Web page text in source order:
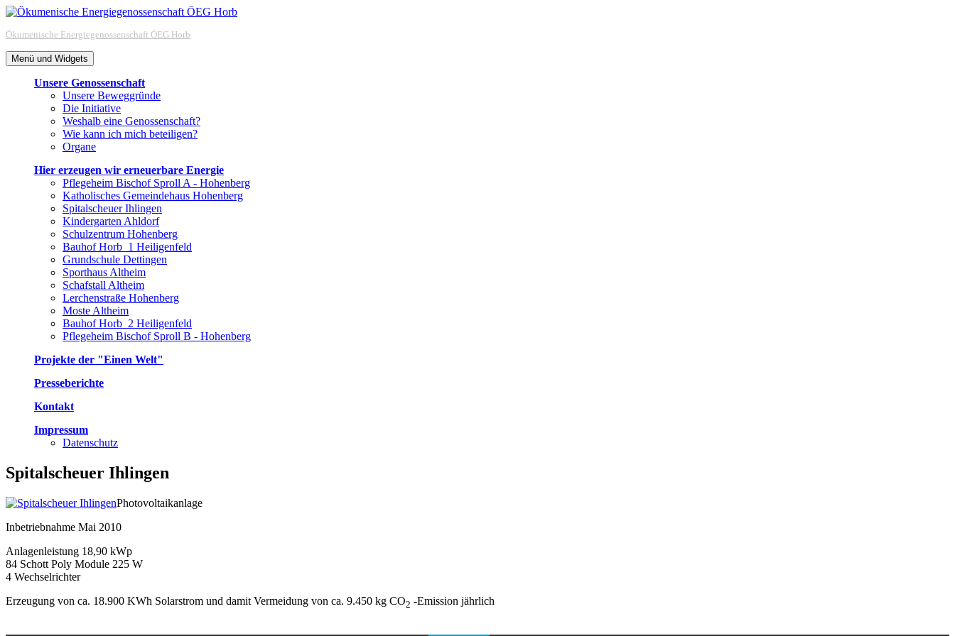
Zum
springen
Ökumenische Energiegenossenschaft ÖEG Horb
Menü und Widgets
Unsere Genossenschaft
Unsere Beweggründe
Die Initiative
Weshalb eine Genossenschaft?
Wie kann ich mich beteiligen?
Organe
Hier erzeugen wir erneuerbare Energie
Pflegeheim Bischof Sproll A - Hohenberg
Katholisches Gemeindehaus Hohenberg
Spitalscheuer Ihlingen
Kindergarten Ahldorf
Schulzentrum Hohenberg
Bauhof Horb_1 Heiligenfeld
Grundschule Dettingen
Sporthaus Altheim
Schafstall Altheim
Lerchenstraße Hohenberg
Moste Altheim
Bauhof Horb_2 Heiligenfeld
Pflegeheim Bischof Sproll B - Hohenberg
Projekte der "Einen Welt"
Presseberichte
Kontakt
Impressum
Datenschutz
Spitalscheuer Ihlingen
Photovoltaikanlage
Inbetriebnahme Mai 2010
Anlagenleistung 18,90 kWp
84 Schott Poly Module 225 W
4 Wechselrichter
Erzeugung von ca. 18.900 KWh Solarstrom und damit Vermeidung von ca. 9.450 kg CO2 -Emission jährlich